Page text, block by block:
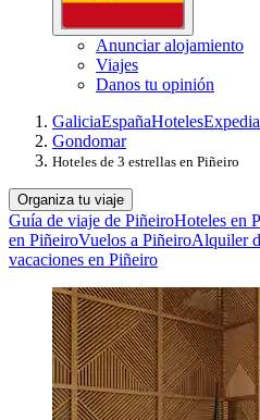
Anunciar alojamiento
Viajes
Danos tu opinión
GaliciaEspañaHoteles
Gondomar
Hoteles de 3 estrellas en Piñeiro
Organiza tu viaje
Guía de viaje de PiñeiroHoteles en
en PiñeiroVuelos a PiñeiroAlquiler
vacaciones en Piñeiro